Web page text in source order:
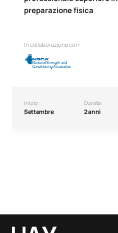
preparazione fisica
In collaborazione con:
Inizio:
Settembre
Durata:
2 anni